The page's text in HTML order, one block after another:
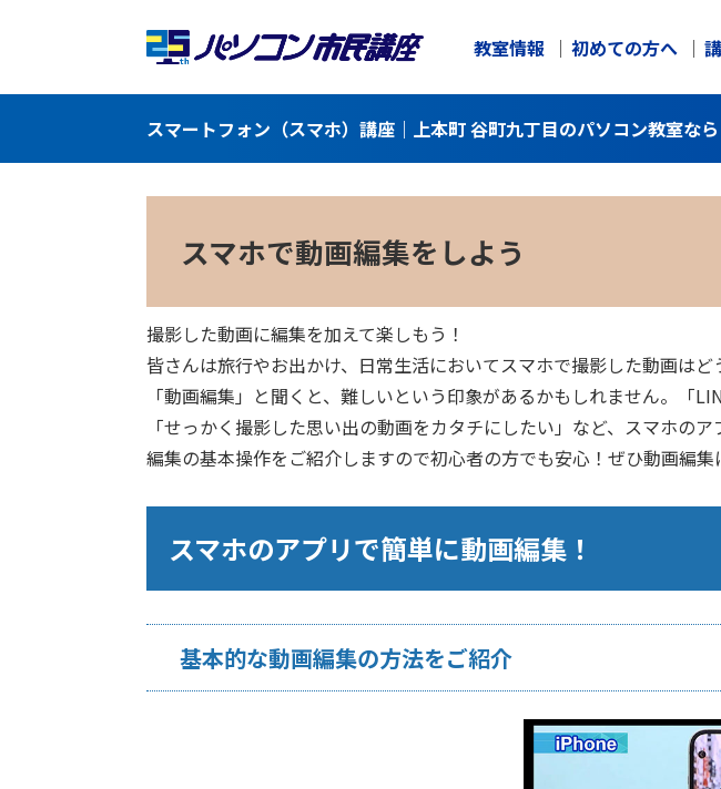
教室情報 初めての方へ
スマートフォン（スマホ）講座｜上本町 谷町九丁目のパソコン教室な
スマホで動画編集をしよう
撮影した動画に編集を加えて楽しもう！
皆さんは旅行やお出かけ、日常生活においてスマホで撮影した動画はど
「動画編集」と聞くと、難しいという印象があるかもしれません。「
「せっかく撮影した思い出の動画をカタチにしたい」など、スマホの
編集の基本操作をご紹介しますので初心者の方でも安心！ぜひ動画編集
スマホのアプリで簡単に動画編集！
基本的な動画編集の方法をご紹介